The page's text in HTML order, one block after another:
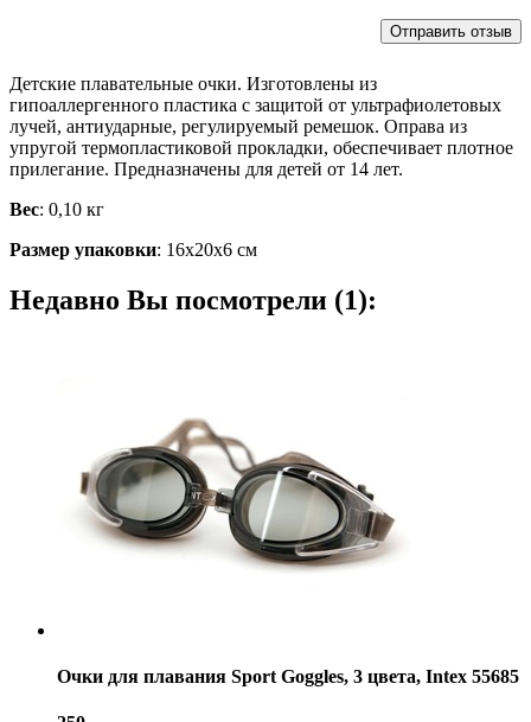
Детские плавательные очки. Изготовлены из
гипоаллергенного пластика с защитой от ультрафиолетовых
лучей, антиударные, регулируемый ремешок. Оправа из
упругой термопластиковой прокладки, обеспечивает плотное
прилегание. Предназначены для детей от 14 лет.
Вес: 0,10 кг
Размер упаковки: 16х20х6 см
Недавно Вы посмотрели (1):
Очки для плавания Sport Goggles, 3 цвета, Intex 55685